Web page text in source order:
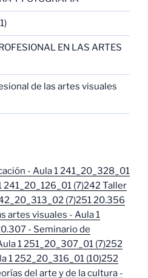
EN LAS ARTES
de las artes visuales
- Aula 1 241_20_328_01
(7)242 Taller
(7)251 20.356
artes visuales - Aula 1
- Seminario de
1 251_20_307_01 (7)252
1 252_20_316_01 (10)252
del arte y de la cultura -